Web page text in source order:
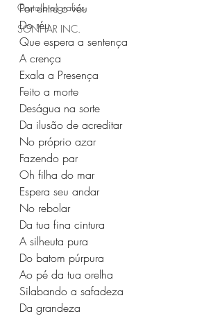
Carto(bio)grafias
SONHAR INC.
Por entre o véu
Do réu
Que espera a sentença
A crença
Exala a Presença
Feito a morte
Deságua na sorte
Da ilusão de acreditar
No próprio azar
Fazendo par
Oh filha do mar
Espera seu andar
No rebolar
Da tua fina cintura
A silheuta pura
Do batom púrpura
Ao pé da tua orelha
Silabando a safadeza
Da grandeza